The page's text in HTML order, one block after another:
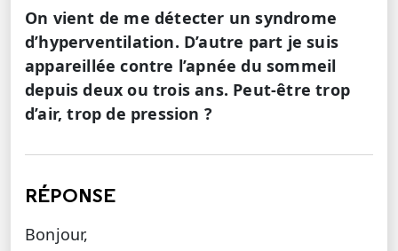
On vient de me détecter un syndrome
d’hyperventilation. D’autre part je suis
appareillée contre l’apnée du sommeil
depuis deux ou trois ans. Peut-être trop
d’air, trop de pression ?
RÉPONSE
Bonjour,